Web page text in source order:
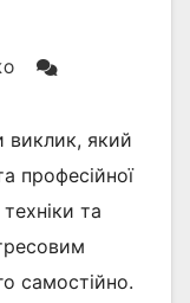
виклик, який
професійної
та
самостійно.